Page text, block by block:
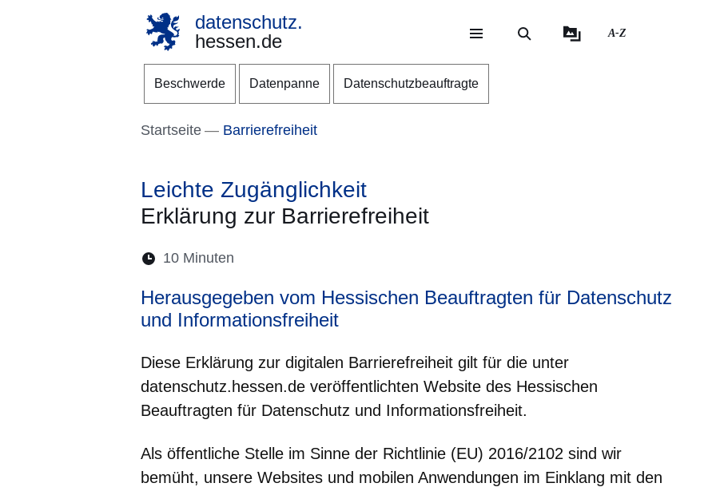
Direkt zum Kopf der Seite
Direkt zum Inhalt
Direkt zum Fuß der Seite
datenschutz.
hessen.de
A-Z
Beschwerde Datenpanne Datenschutzbeauftragte
Startseite Barrierefreiheit
Leichte Zugänglichkeit
Erklärung zur Barrierefreiheit
Lesedauer:
10 Minuten
Herausgegeben vom Hessischen Beauftragten für Datenschutz
und Informationsfreiheit
Diese Erklärung zur digitalen Barrierefreiheit gilt für die unter
datenschutz.hessen.de veröffentlichten Website des Hessischen
Beauftragten für Datenschutz und Informationsfreiheit.
Als öffentliche Stelle im Sinne der Richtlinie (EU) 2016/2102 sind wir
bemüht, unsere Websites und mobilen Anwendungen im Einklang mit den